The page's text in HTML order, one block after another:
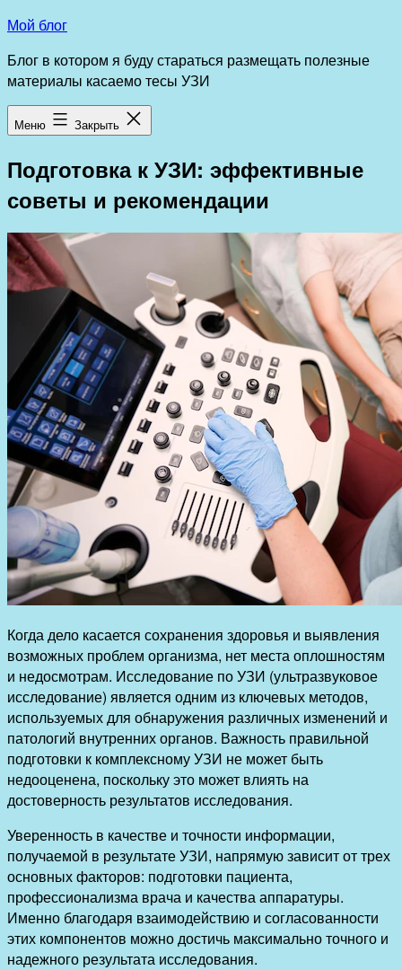
Перейти
содержимому
Мой блог
Блог в котором я буду стараться размещать полезные
материалы касаемо тесы УЗИ
Меню Закрыть
Подготовка к УЗИ: эффективные
советы и рекомендации
Когда дело касается сохранения здоровья и выявления
возможных проблем организма, нет места оплошностям
и недосмотрам. Исследование по УЗИ (ультразвуковое
исследование) является одним из ключевых методов,
используемых для обнаружения различных изменений и
патологий внутренних органов. Важность правильной
подготовки к комплексному УЗИ не может быть
недооценена, поскольку это может влиять на
достоверность результатов исследования.
Уверенность в качестве и точности информации,
получаемой в результате УЗИ, напрямую зависит от трех
основных факторов: подготовки пациента,
профессионализма врача и качества аппаратуры.
Именно благодаря взаимодействию и согласованности
этих компонентов можно достичь максимально точного и
надежного результата исследования.